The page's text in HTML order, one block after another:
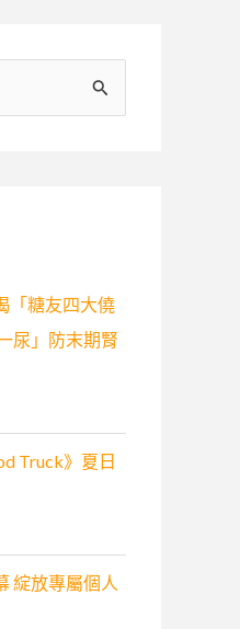
「糖友四大僥
尿」防末期腎
Truck》夏日
綻放專屬個人